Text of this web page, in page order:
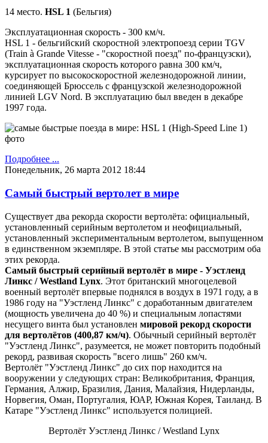
14 место. HSL 1 (Бельгия)
Эксплуатационная скорость - 300 км/ч.
HSL 1 - бельгийский скоростной электропоезд серии TGV
(Train à Grande Vitesse - "скоростной поезд" по-французски),
эксплуатационная скорость которого равна 300 км/ч,
курсирует по высокоскоростной железнодорожной линии,
соединяющей Брюссель с французской железнодорожной
линией LGV Nord. В эксплуатацию был введен в декабре
1997 года.
Подробнее ...
Понедельник, 26 марта 2012 18:44
Самый быстрый вертолет в мире
Существует два рекорда скорости вертолёта: официальный,
установленный серийным вертолетом и неофициальный,
установленный экспериментальным вертолетом, выпущенном
в единственном экземпляре. В этой статье мы рассмотрим оба
этих рекорда.
Самый быстрый серийный вертолёт в мире - Уэстленд
Линкс / Westland Lynx. Этот британский многоцелевой
военный вертолёт впервые поднялся в воздух в 1971 году, а в
1986 году на "Уэстленд Линкс" с доработанным двигателем
(мощность увеличена до 40 %) и специальным лопастями
несущего винта был установлен мировой рекорд скорости
для вертолётов (400,87 км/ч). Обычный серийный вертолёт
"Уэстленд Линкс", разумеется, не может повторить подобный
рекорд, развивая скорость "всего лишь" 260 км/ч.
Вертолёт "Уэстленд Линкс" до сих пор находится на
вооружении у следующих стран: Великобритания, Франция,
Германия, Алжир, Бразилия, Дания, Малайзия, Нидерланды,
Норвегия, Оман, Португалия, ЮАР, Южная Корея, Таиланд. В
Катаре "Уэстленд Линкс" используется полицией.
Вертолёт Уэстленд Линкс / Westland Lynx